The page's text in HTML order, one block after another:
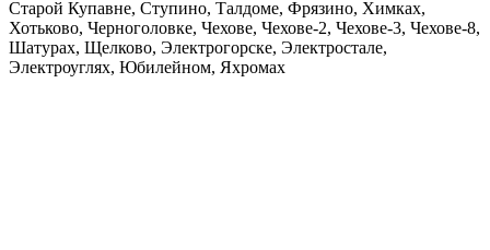
Старой Купавне, Ступино, Талдоме, Фрязино, Химках,
Хотьково, Черноголовке, Чехове, Чехове-2, Чехове-3, Чехове-8,
Шатурах, Щелково, Электрогорске, Электростале,
Электроуглях, Юбилейном, Яхромах